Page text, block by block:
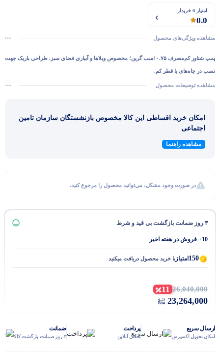
امتیاز 0 خریدار
0.0
مشاهده ویژگی‌های محصول
پمپ شناور کم‌مصرف ۰.۷۵ اسب گرین؛ مخصوص ویلاها و آبیاری فضای سبز. طراحی باریک جهت
نصب در چاه‌های با قطر کم.
مشاهده توضیحات محصول
امکان خرید اقساطی این کالا مخصوص بازنشستگان سازمان تامین
اجتماعی
مشاهده راهنما
در صورت وجود مشکل، می‌توانید محصول را مرجوع کنید.
۳ روز ضمانت بازگشت بی قید و شرط
10+ فروش در هفته اخیر
150 امتیاز با خرید محصول دریافت میکنید
26,040,000
11
23,264,000
ارسال سریع
امکان تحویل اکسپرس
پرداخت
امکان آنلاین
ضمانت
۳ روز ضمانت بازگشت کالا